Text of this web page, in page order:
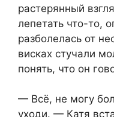
растерянный
лепетать что-то,
разболелась от
висках стучали
понять, что он
— Всё, не могу
уходи. — Катя